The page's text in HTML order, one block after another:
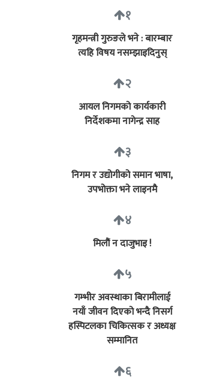
१
गृहमन्त्री गुरुङले भने : बारम्बार
त्यहि विषय नसम्झाइदिनुस्
२
आयल निगमको कार्यकारी
निर्देशकमा नागेन्द्र साह
३
निगम र उद्योगीको समान भाषा,
उपभोक्ता भने लाइनमै
४
मिलौं न दाजुभाइ !
५
गम्भीर अवस्थाका बिरामीलाई
नयाँ जीवन दिएको भन्दै निसर्ग
हस्पिटलका चिकित्सक र अध्यक्ष
सम्मानित
६